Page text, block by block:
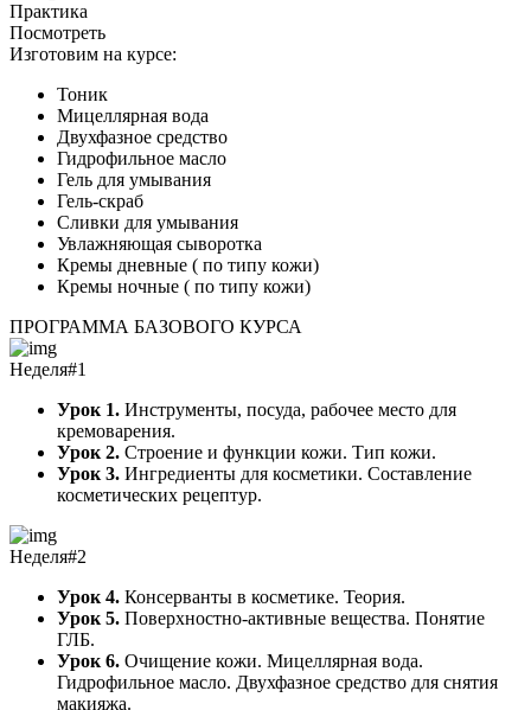
Практика
Посмотреть
Изготовим на курсе:
Тоник
Мицеллярная вода
Двухфазное средство
Гидрофильное масло
Гель для умывания
Гель-скраб
Сливки для умывания
Увлажняющая сыворотка
Кремы дневные ( по типу кожи)
Кремы ночные ( по типу кожи)
ПРОГРАММА БАЗОВОГО КУРСА
Неделя#1
Урок 1. Инструменты, посуда, рабочее место для
кремоварения.
Урок 2. Строение и функции кожи. Тип кожи.
Урок 3. Ингредиенты для косметики. Составление
косметических рецептур.
Неделя#2
Урок 4. Консерванты в косметике. Теория.
Урок 5. Поверхностно-активные вещества. Понятие
ГЛБ.
Урок 6. Очищение кожи. Мицеллярная вода.
Гидрофильное масло. Двухфазное средство для снятия
макияжа.